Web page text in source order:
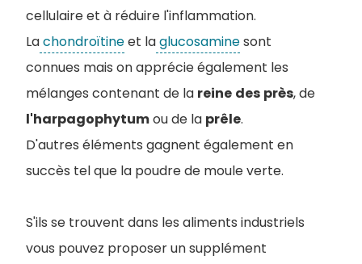
cellulaire et à réduire l'inflammation.
Lachondroïtineet laglucosaminesont
connues mais on apprécie également les
mélanges contenant de la reine des près, de
l'harpagophytumou de la prêle.
D'autres éléments gagnent également en
succès tel que la poudre de moule verte.
S'ils se trouvent dans les aliments industriels
vous pouvez proposer un supplément